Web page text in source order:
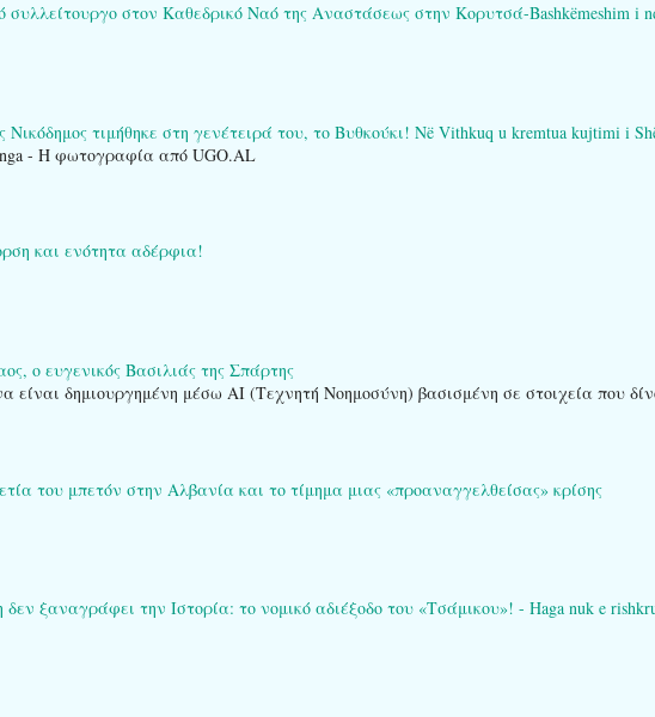
στον Καθεδρικό Ναό της Αναστάσεως στην Κορυτσά-Bashkëmeshim i
Νικόδημος τιμήθηκε στη γενέτειρά του, το Βυθκούκι! Në Vithkuq u kremtua kujtimi i
- Η φωτογραφία από UGO.AL
και ενότητα αδέρφια!
ο ευγενικός Βασιλιάς της Σπάρτης
είναι δημιουργημένη μέσω AI (Τεχνητή Νοημοσύνη) βασισμένη σε στοιχεία που
του μπετόν στην Αλβανία και το τίμημα μιας «προαναγγελθείσας» κρίσης
ξαναγράφει την Ιστορία: το νομικό αδιέξοδο του «Τσάμικου»! - Haga nuk e